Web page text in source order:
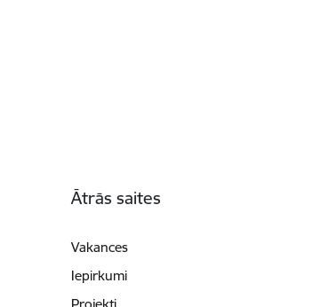
Ātrās saites
Vakances
Iepirkumi